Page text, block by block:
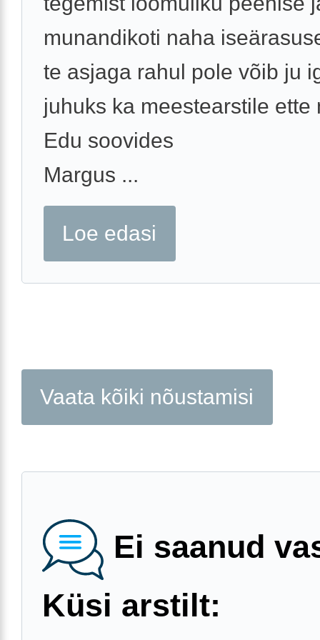
munandikoti naha
te asjaga rahul pole võib ju
juhuks ka meestearstile ette
Edu soovides
Margus ...
Loe edasi
Vaata kõiki nõustamisi
Ei saanud
Küsi arstilt: